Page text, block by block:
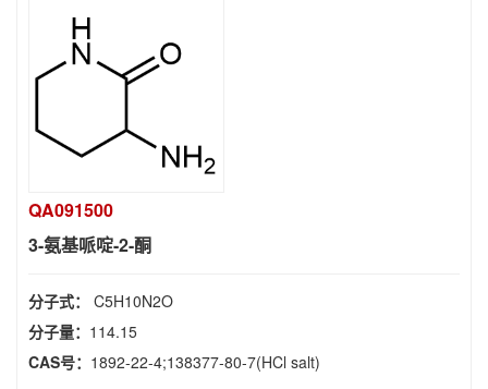
QA091500
3-氨基哌啶-2-酮
分子式： C5H10N2O
分子量： 114.15
CAS号： 1892-22-4;138377-80-7(HCl salt)